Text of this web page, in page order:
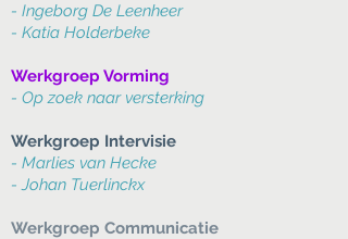
- Ingeborg De Leenheer
- Katia Holderbeke
Werkgroep Vorming
- Op zoek naar versterking
Werkgroep Intervisie
- Marlies van Hecke
- Johan Tuerlinckx
Werkgroep Communicatie